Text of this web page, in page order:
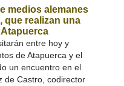
medios alemanes
que realizan una
entre hoy y
de Atapuerca y el
un encuentro en el
de Castro, codirector